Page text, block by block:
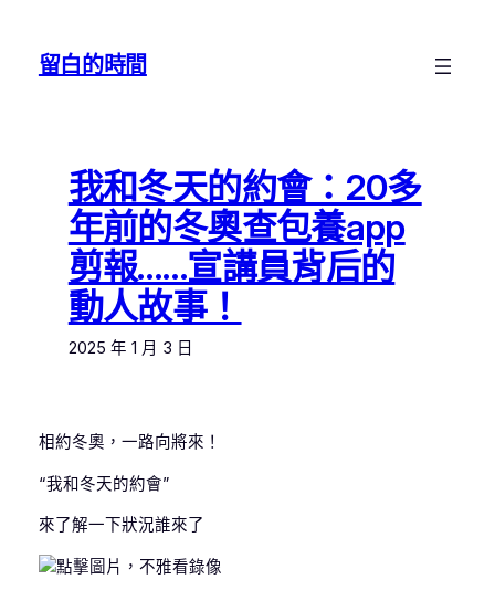
留白的時間
我和冬天的約會：20多
年前的冬奧查包養app
剪報……宣講員背后的
動人故事！
2025 年 1 月 3 日
相約冬奧，一路向將來！
“我和冬天的約會”
來了解一下狀況誰來了
點擊圖片，不雅看錄像